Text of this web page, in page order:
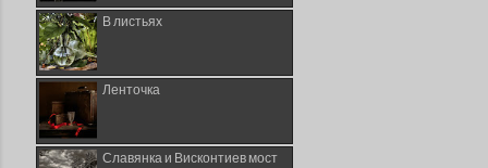
В листьях
Ленточка
Славянка и Висконтиев мост